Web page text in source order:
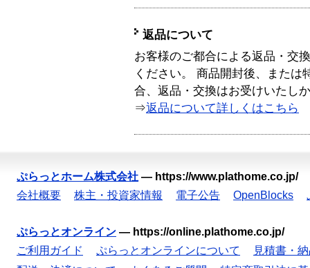
返品について
お客様のご都合による返品・交
ください。 商品開封後、または
合、返品・交換はお受けいたし
⇒返品について詳しくはこちら
ぷらっとホーム株式会社 — https://www.plathome.co.jp/
会社概要
株主・投資家情報 電子公告 OpenBlocks
ぷらっとオンライン — https://online.plathome.co.jp/
ご利用ガイド
ぷらっとオンラインについて
見積書・